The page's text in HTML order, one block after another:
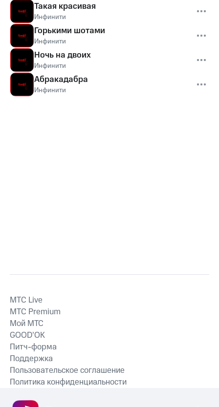
Такая красивая
Инфинити
Горькими шотами
Инфинити
Ночь на двоих
Инфинити
Абракадабра
Инфинити
MTС Live
MTС Premium
Мой МТС
GOOD’OK
Питч-форма
Поддержка
Пользовательское соглашение
Политика конфиденциальности